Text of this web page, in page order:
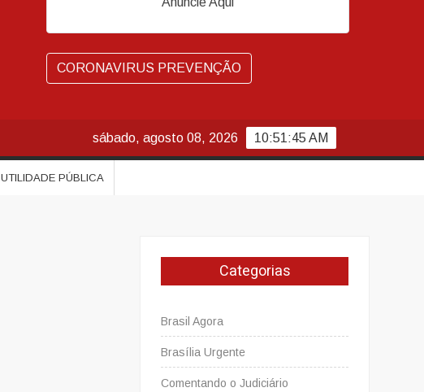
CORONAVIRUS PREVENÇÃO
10:51:46 AM
sábado, agosto 08, 2026
UTILIDADE PÚBLICA
Categorias
Brasil Agora
Brasília Urgente
Comentando o Judiciário